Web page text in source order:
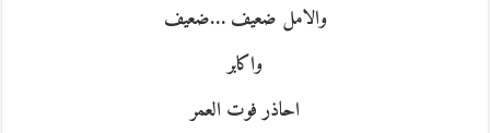
والامل ضعيف …ضعيف
واكابر
احاذر فوت العمر